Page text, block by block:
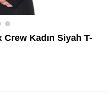
Kadın Siyah T-